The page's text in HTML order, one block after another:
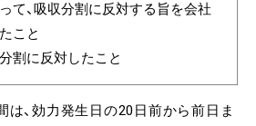
て、吸収分割に反対する旨を会社
こと
割に反対したこと
は、効力発生日の20日前から前日ま